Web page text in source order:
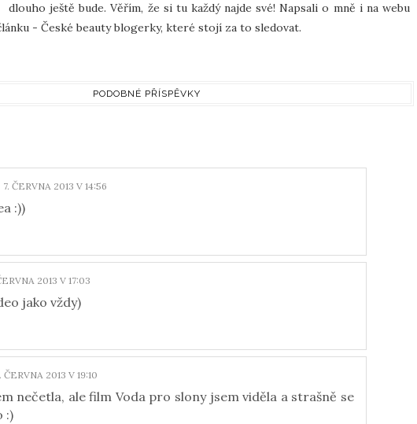
dlouho ještě bude. Věřím, že si tu každý najde své! Napsali o mně i na webu
- České beauty blogerky, které stojí za to sledovat.
PODOBNÉ PŘÍSPĚVKY
7. ČERVNA 2013 V 14:56
:))
2013 V 17:03
jako vždy)
ČERVNA 2013 V 19:10
nečetla, ale film Voda pro slony jsem viděla a strašně se
:)